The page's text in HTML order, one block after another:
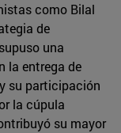
como Bilal
de
una
la entrega de
su participación
la cúpula
su mayor